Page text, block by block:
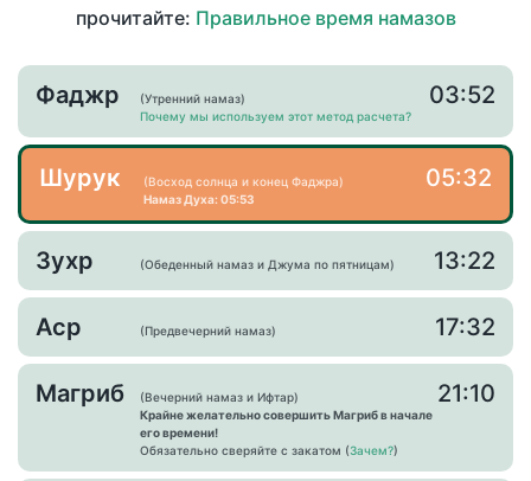
прочитайте: Правильное время намазов
Фаджр
(Утренний намаз)
Почему мы используем этот метод расчета?
03:52
Шурук
(Восход солнца и конец Фаджра)
Намаз Духа: 05:53
05:32
Зухр (Обеденный намаз и Джума по пятницам) 13:22
Аср (Предвечерний намаз) 17:32
Магриб
(Вечерний намаз и Ифтар)
Крайне желательно совершить Магриб в начале
его времени!
Обязательно сверяйте с закатом (Зачем?)
21:10